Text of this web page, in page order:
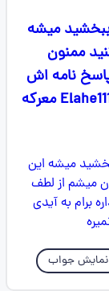
میشه
ممنون
نامه اش
رو داره برام به آیدی شاد برام بفرسته @Elahe11111 معرکه
نمایش جواب